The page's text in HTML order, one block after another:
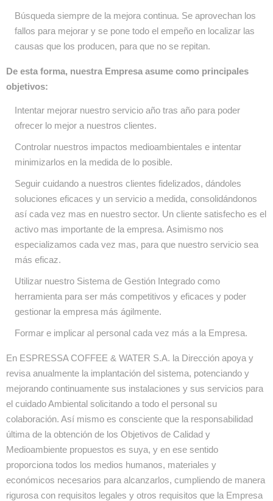
Búsqueda siempre de la mejora continua. Se aprovechan los
fallos para mejorar y se pone todo el empeño en localizar las
causas que los producen, para que no se repitan.
De esta forma, nuestra Empresa asume como principales
objetivos:
Intentar mejorar nuestro servicio año tras año para poder
ofrecer lo mejor a nuestros clientes.
Controlar nuestros impactos medioambientales e intentar
minimizarlos en la medida de lo posible.
Seguir cuidando a nuestros clientes fidelizados, dándoles
soluciones eficaces y un servicio a medida, consolidándonos
así cada vez mas en nuestro sector. Un cliente satisfecho es el
activo mas importante de la empresa. Asimismo nos
especializamos cada vez mas, para que nuestro servicio sea
más eficaz.
Utilizar nuestro Sistema de Gestión Integrado como
herramienta para ser más competitivos y eficaces y poder
gestionar la empresa más ágilmente.
Formar e implicar al personal cada vez más a la Empresa.
En ESPRESSA COFFEE & WATER S.A. la Dirección apoya y
revisa anualmente la implantación del sistema, potenciando y
mejorando continuamente sus instalaciones y sus servicios para
el cuidado Ambiental solicitando a todo el personal su
colaboración. Así mismo es consciente que la responsabilidad
última de la obtención de los Objetivos de Calidad y
Medioambiente propuestos es suya, y en ese sentido
proporciona todos los medios humanos, materiales y
económicos necesarios para alcanzarlos, cumpliendo de manera
rigurosa con requisitos legales y otros requisitos que la Empresa